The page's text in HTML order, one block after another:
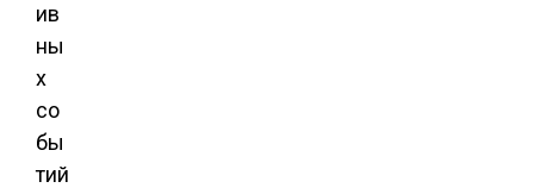
ив
ны
х
со
бы
тий